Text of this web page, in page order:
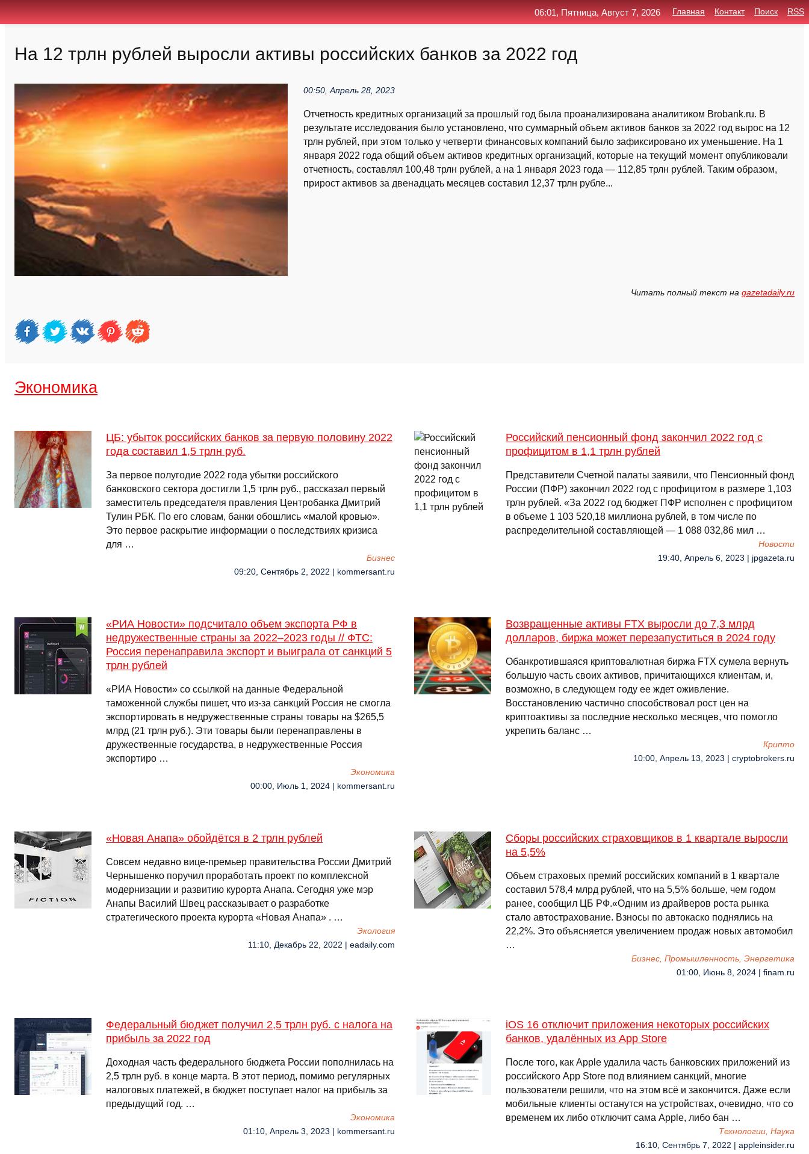
На 12 трлн рублей выросли активы российских банков за 2022 год
00:50, Апрель 28, 2023
Отчетность кредитных организаций за прошлый год была проанализирована аналитиком Brobank.ru. В
результате исследования было установлено, что суммарный объем активов банков за 2022 год вырос на 12
трлн рублей, при этом только у четверти финансовых компаний было зафиксировано их уменьшение. На 1
января 2022 года общий объем активов кредитных организаций, которые на текущий момент опубликовали
отчетность, составлял 100,48 трлн рублей, а на 1 января 2023 года — 112,85 трлн рублей. Таким образом,
прирост активов за двенадцать месяцев составил 12,37 трлн рубле...
Читать полный текст на gazetadaily.ru
Экономика
ЦБ: убыток российских банков за первую половину 2022
года составил 1,5 трлн руб.
За первое полугодие 2022 года убытки российского
банковского сектора достигли 1,5 трлн руб., рассказал первый
заместитель председателя правления Центробанка Дмитрий
Тулин РБК. По его словам, банки обошлись «малой кровью».
Это первое раскрытие информации о последствиях кризиса
для …
Бизнес
09:20, Сентябрь 2, 2022 | kommersant.ru
Российский пенсионный фонд закончил 2022 год с
профицитом в 1,1 трлн рублей
Представители Счетной палаты заявили, что Пенсионный фонд
России (ПФР) закончил 2022 год с профицитом в размере 1,103
трлн рублей. «За 2022 год бюджет ПФР исполнен с профицитом
в объеме 1 103 520,18 миллиона рублей, в том числе по
распределительной составляющей — 1 088 032,86 мил …
Новости
19:40, Апрель 6, 2023 | jpgazeta.ru
«РИА Новости» подсчитало объем экспорта РФ в
недружественные страны за 2022–2023 годы // ФТС:
Россия перенаправила экспорт и выиграла от санкций 5
трлн рублей
«РИА Новости» со ссылкой на данные Федеральной
таможенной службы пишет, что из-за санкций Россия не смогла
экспортировать в недружественные страны товары на $265,5
млрд (21 трлн руб.). Эти товары были перенаправлены в
дружественные государства, в недружественные Россия
экспортиро …
Экономика
00:00, Июль 1, 2024 | kommersant.ru
Возвращенные активы FTX выросли до 7,3 млрд
долларов, биржа может перезапуститься в 2024 году
Обанкротившаяся криптовалютная биржа FTX сумела вернуть
большую часть своих активов, причитающихся клиентам, и,
возможно, в следующем году ее ждет оживление.
Восстановлению частично способствовал рост цен на
криптоактивы за последние несколько месяцев, что помогло
укрепить баланс …
Крипто
10:00, Апрель 13, 2023 | cryptobrokers.ru
«Новая Анапа» обойдётся в 2 трлн рублей
Совсем недавно вице-премьер правительства России Дмитрий
Чернышенко поручил проработать проект по комплексной
модернизации и развитию курорта Анапа. Сегодня уже мэр
Анапы Василий Швец рассказывает о разработке
стратегического проекта курорта «Новая Анапа» . …
Экология
11:10, Декабрь 22, 2022 | eadaily.com
Сборы российских страховщиков в 1 квартале выросли
на 5,5%
Объем страховых премий российских компаний в 1 квартале
составил 578,4 млрд рублей, что на 5,5% больше, чем годом
ранее, сообщил ЦБ РФ.«Одним из драйверов роста рынка
стало автострахование. Взносы по автокаско поднялись на
22,2%. Это объясняется увеличением продаж новых автомобил
…
Бизнес, Промышленность, Энергетика
01:00, Июнь 8, 2024 | finam.ru
Федеральный бюджет получил 2,5 трлн руб. с налога на
прибыль за 2022 год
Доходная часть федерального бюджета России пополнилась на
2,5 трлн руб. в конце марта. В этот период, помимо регулярных
налоговых платежей, в бюджет поступает налог на прибыль за
предыдущий год. …
Экономика
01:10, Апрель 3, 2023 | kommersant.ru
iOS 16 отключит приложения некоторых российских
банков, удалённых из App Store
После того, как Apple удалила часть банковских приложений из
российского App Store под влиянием санкций, многие
пользователи решили, что на этом всё и закончится. Даже если
мобильные клиенты останутся на устройствах, очевидно, что со
временем их либо отключит сама Apple, либо бан …
Технологии, Наука
16:10, Сентябрь 7, 2022 | appleinsider.ru
06:01, Пятница, Август 7, 2026 Главная Контакт Поиск RSS